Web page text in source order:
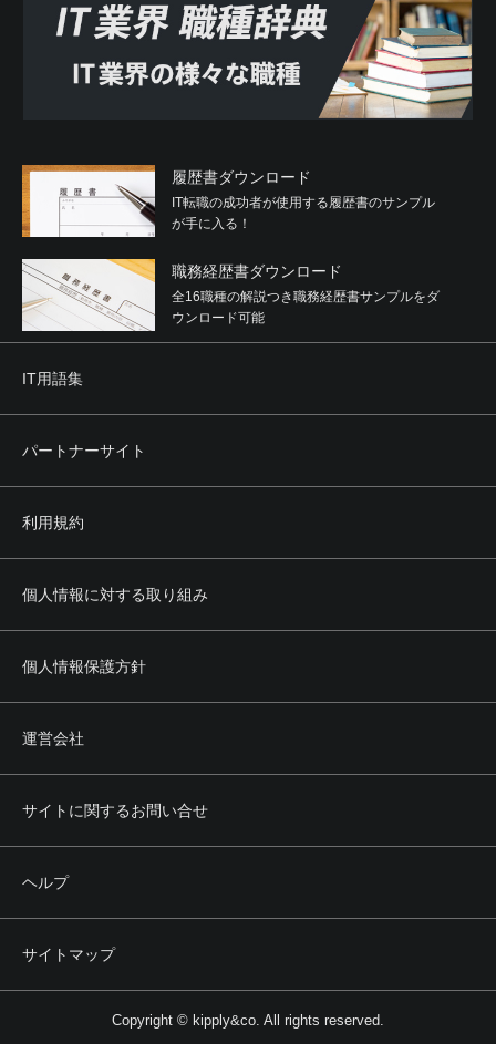
履歴書ダウンロード
IT転職の成功者が使用する履歴書のサンプル
が手に入る！
職務経歴書ダウンロード
全16職種の解説つき職務経歴書サンプルをダ
ウンロード可能
IT用語集
パートナーサイト
利用規約
個人情報に対する取り組み
個人情報保護方針
運営会社
サイトに関するお問い合せ
ヘルプ
サイトマップ
Copyright © kipply&co. All rights reserved.